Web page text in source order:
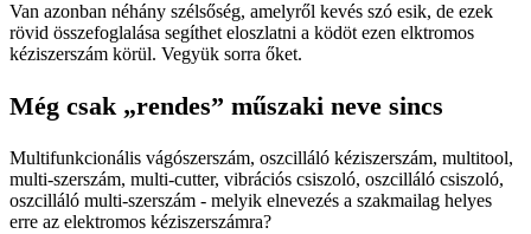
Van azonban néhány szélsőség, amelyről kevés szó esik, de ezek
rövid összefoglalása segíthet eloszlatni a ködöt ezen elktromos
kéziszerszám körül. Vegyük sorra őket.
Még csak „rendes” műszaki neve sincs
Multifunkcionális vágószerszám, oszcilláló kéziszerszám, multitool,
multi-szerszám, multi-cutter, vibrációs csiszoló, oszcilláló csiszoló,
oszcilláló multi-szerszám - melyik elnevezés a szakmailag helyes
erre az elektromos kéziszerszámra?